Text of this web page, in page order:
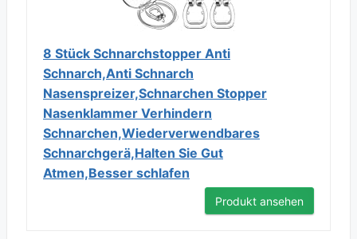
8 Stück Schnarchstopper Anti
Schnarch,Anti Schnarch
Nasenspreizer,Schnarchen Stopper
Nasenklammer Verhindern
Schnarchen,Wiederverwendbares
Schnarchgerä,Halten Sie Gut
Atmen,Besser schlafen
Produkt ansehen